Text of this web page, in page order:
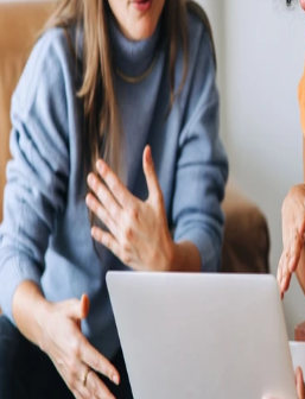
payer et gérer votre équipe
d'une seule et même plateforme.
Une présence internationale avec ou
Réduisez les dépenses et les
embauchant à l’international
vos entités juridiques.
diversifiez vos équipes en
formidables talents sur des
entier.
Toutes vos données relatives à